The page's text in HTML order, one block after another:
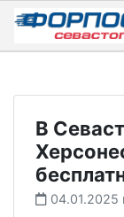
Skip
content
В
04.01.2025